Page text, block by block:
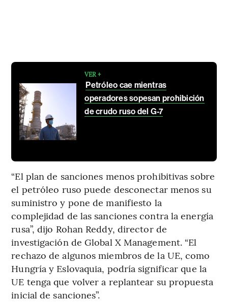
VER +
Petróleo cae mientras
operadores sopesan prohibición
de crudo ruso del G-7
“El plan de sanciones menos prohibitivas sobre
el petróleo ruso puede desconectar menos su
suministro y pone de manifiesto la
complejidad de las sanciones contra la energía
rusa”, dijo Rohan Reddy, director de
investigación de Global X Management. “El
rechazo de algunos miembros de la UE, como
Hungría y Eslovaquia, podría significar que la
UE tenga que volver a replantear su propuesta
inicial de sanciones”.